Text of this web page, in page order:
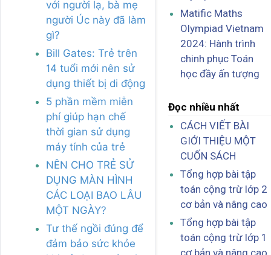
với người lạ, bà mẹ
người Úc này đã làm
gì?
Bill Gates: Trẻ trên
14 tuổi mới nên sử
dụng thiết bị di động
5 phần mềm miễn
phí giúp hạn chế
thời gian sử dụng
máy tính của trẻ
NÊN CHO TRẺ SỬ
DỤNG MÀN HÌNH
CÁC LOẠI BAO LÂU
MỘT NGÀY?
Tư thế ngồi đúng để
đảm bảo sức khỏe
Matific Maths
Olympiad Vietnam
2024: Hành trình
chinh phục Toán
học đầy ấn tượng
Đọc nhiều nhất
CÁCH VIẾT BÀI
GIỚI THIỆU MỘT
CUỐN SÁCH
Tổng hợp bài tập
toán cộng trừ lớp 2
cơ bản và nâng cao
Tổng hợp bài tập
toán cộng trừ lớp 1